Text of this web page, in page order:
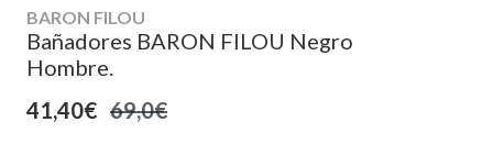
BARON FILOU
Bañadores BARON FILOU Negro
Hombre.
41,40€ 69,0€